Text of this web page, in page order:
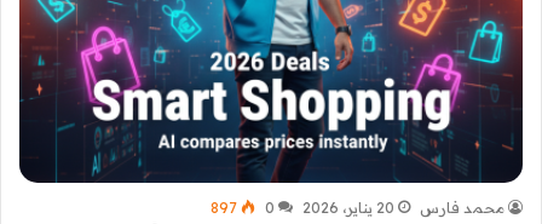
محمد فارس 20 يناير، 2026 0
897